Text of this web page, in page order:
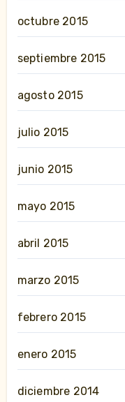
octubre 2015
septiembre 2015
agosto 2015
julio 2015
junio 2015
mayo 2015
abril 2015
marzo 2015
febrero 2015
enero 2015
diciembre 2014